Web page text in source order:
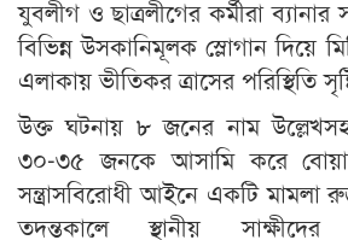
যুবলীগ ও ছাত্রলীগের কর্মীরা
বিভিন্ন উসকানিমূলক স্লোগান দিয়ে
এলাকায় ভীতিকর ত্রাসের পরিস্থিতি
উক্ত ঘটনায় ৮ জনের নাম
৩০-৩৫ জনকে আসামি করে
সন্ত্রাসবিরোধী আইনে একটি মামলা
তদন্তকালে স্থানীয়